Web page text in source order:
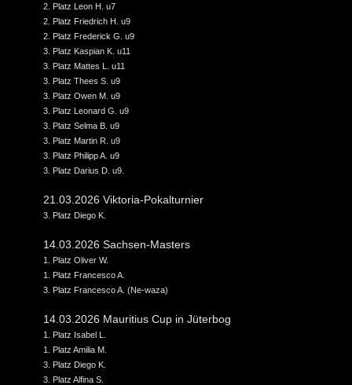
2. Platz Leon H. u7
2. Platz Friedrich H. u9
2. Platz Frederick G. u9
3. Platz Kaspian K. u11
3. Platz Mattes L. u11
3. Platz Thees S. u9
3. Platz Owen M. u9
3. Platz Leonard G. u9
3. Platz Selma B. u9
3. Platz Martin R. u9
3. Platz Philipp A. u9
3. Platz Darius D. u9
21.03.2026 Viktoria-Pokalturnier
3. Platz Diego K.
14.03.2026 Sachsen-Masters
1. Platz Oliver W.
1. Platz Francesco A.
3. Platz Francesco A. (Ne-waza)
14.03.2026 Mauritius Cup in Jüterbog
1. Platz Isabel L.
1. Platz Amilia M.
3. Platz Diego K.
3. Platz Alfina S.